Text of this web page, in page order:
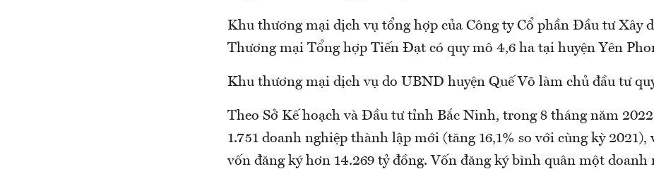
Khu thương mại dịch vụ tổng hợp của Công ty Cổ phần Đầu tư Xây
Thương mại Tổng hợp Tiến Đạt có quy mô 4,6 ha tại huyện Yên
Khu thương mại dịch vụ do UBND huyện Quế Võ làm chủ đầu tư
Theo Sở Kế hoạch và Đầu tư tỉnh Bắc Ninh, trong 8 tháng năm
1.751 doanh nghiệp thành lập mới (tăng 16,1% so với cùng kỳ 2021),
vốn đăng ký hơn 14.269 tỷ đồng. Vốn đăng ký bình quân một doanh